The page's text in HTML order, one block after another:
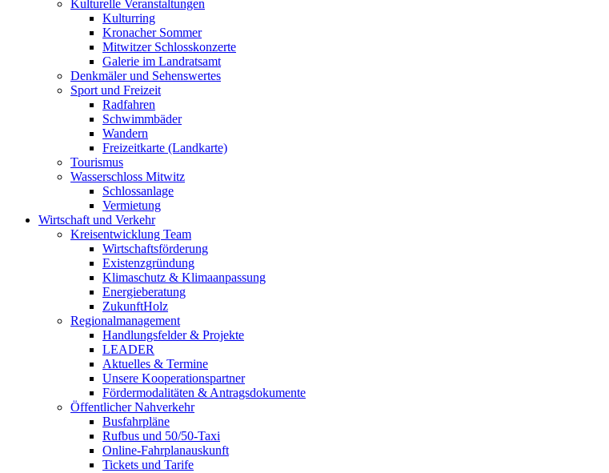
Kulturelle Veranstaltungen
Kulturring
Kronacher Sommer
Mitwitzer Schlosskonzerte
Galerie im Landratsamt
Denkmäler und Sehenswertes
Sport und Freizeit
Radfahren
Schwimmbäder
Wandern
Freizeitkarte (Landkarte)
Tourismus
Wasserschloss Mitwitz
Schlossanlage
Vermietung
Wirtschaft und Verkehr
Kreisentwicklung Team
Wirtschaftsförderung
Existenzgründung
Klimaschutz & Klimaanpassung
Energieberatung
ZukunftHolz
Regionalmanagement
Handlungsfelder & Projekte
LEADER
Aktuelles & Termine
Unsere Kooperationspartner
Fördermodalitäten & Antragsdokumente
Öffentlicher Nahverkehr
Busfahrpläne
Rufbus und 50/50-Taxi
Online-Fahrplanauskunft
Tickets und Tarife